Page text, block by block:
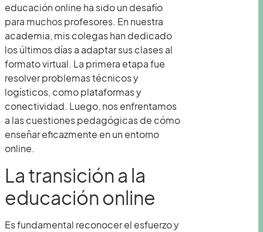
educación online ha sido un desafío
para muchos profesores. En nuestra
academia, mis colegas han dedicado
los últimos días a adaptar sus clases al
formato virtual. La primera etapa fue
resolver problemas técnicos y
logísticos, como plataformas y
conectividad. Luego, nos enfrentamos
a las cuestiones pedagógicas de cómo
enseñar eficazmente en un entorno
online.
La transición a la
educación online
Es fundamental reconocer el esfuerzo y